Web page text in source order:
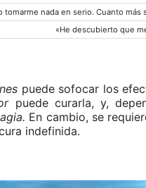
tomarme nada en serio. Cuanto
«He descubierto que
puede sofocar los
puede curarla, y,
En cambio, se
indefinida.